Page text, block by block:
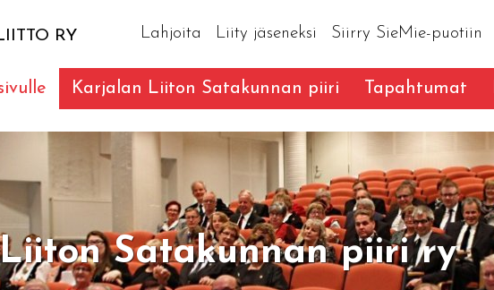
RY Lahjoita Liity jäseneksi Siirry SieMie-puotiin
Karjalan Liiton Satakunnan piiri Tapahtumat
Satakunnan piiri ry